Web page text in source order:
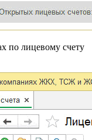
по лицевому счету